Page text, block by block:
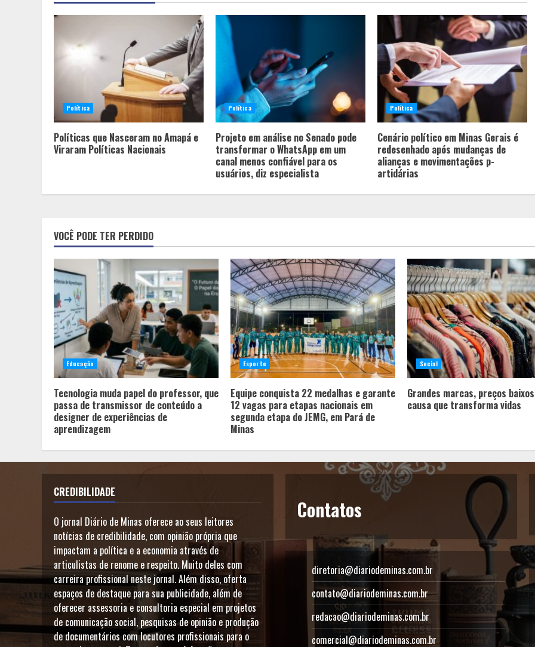
Política
Políticas que Nasceram no Amapá e
Viraram Políticas Nacionais
Política
Projeto em análise no Senado pode
transformar o WhatsApp em um
canal menos confiável para os
usuários, diz especialista
Política
Cenário político em Minas Gerais é
redesenhado após mudanças de
alianças e movimentações p-
artidárias
VOCÊ PODE TER PERDIDO
Educação
Tecnologia muda papel do professor, que
passa de transmissor de conteúdo a
designer de experiências de
aprendizagem
Esporte
Equipe conquista 22 medalhas e garante
12 vagas para etapas nacionais em
segunda etapa do JEMG, em Pará de
Minas
Social
Grandes marcas, preços
causa que transforma vidas
CREDIBILIDADE
O jornal Diário de Minas oferece ao seus leitores
notícias de credibilidade, com opinião própria que
impactam a política e a economia através de
articulistas de renome e respeito. Muito deles com
carreira profissional neste jornal. Além disso, oferta
espaços de destaque para sua publicidade, além de
oferecer assessoria e consultoria especial em projetos
de comunicação social, pesquisas de opinião e produção
de documentários com locutores profissionais para o
Contatos
diretoria@diariodeminas.com.br
contato@diariodeminas.com.br
redacao@diariodeminas.com.br
comercial@diariodeminas.com.br